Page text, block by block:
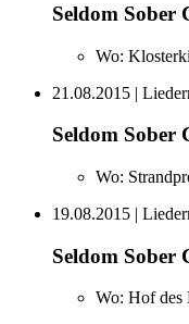
Seldom Sober
Wo:
21.08.2015 |
Seldom Sober
Wo:
19.08.2015 |
Seldom Sober
Wo: Hof des